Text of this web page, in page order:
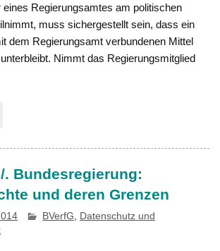
eines Regierungsamtes am politischen
muss sichergestellt sein, dass ein
dem Regierungsamt verbundenen Mittel
Nimmt das Regierungsmitglied
. Bundesregierung:
und deren Grenzen
BVerfG, Datenschutz und